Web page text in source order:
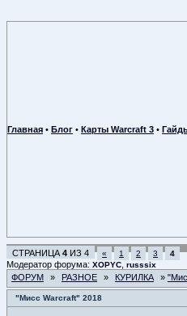
Главная • Блог • Карты Warcraft 3 •
СТРАНИЦА 4 ИЗ 4 « 1 2 3 4
Модератор форума: XOPYC russsix
ФОРУМ » РАЗНОЕ » КУРИЛКА »
"Мисс Warcraft" 2018